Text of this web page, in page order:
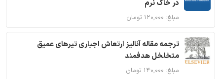
در خاک نرم
مبلغ: ۱۲۰,۰۰۰ تومان
ترجمه مقاله آنالیز ارتعاش اجباری تیرهای عمیق
متخلخل هدفمند
مبلغ: ۱۴۰,۰۰۰ تومان